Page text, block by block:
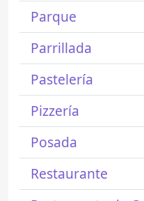
Parque
Parrillada
Pastelería
Pizzería
Posada
Restaurante